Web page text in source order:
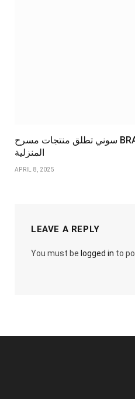
سوني تطلق منتجات مسرح BRAVIA لتعزيز تجربة السينما
المنزلية
APRIL 8, 2025
LEAVE A REPLY
You must be logged in to